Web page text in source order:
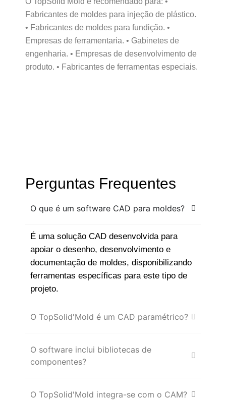
Fabricantes de moldes para injeção de plástico.
• Fabricantes de moldes para fundição. •
Empresas de ferramentaria. • Gabinetes de
engenharia. • Empresas de desenvolvimento de
produto. • Fabricantes de ferramentas especiais.
Perguntas Frequentes
O que é um software CAD para moldes?
É uma solução CAD desenvolvida para
apoiar o desenho, desenvolvimento e
documentação de moldes, disponibilizando
ferramentas específicas para este tipo de
projeto.
O TopSolid'Mold é um CAD paramétrico?
O software inclui bibliotecas de
componentes?
O TopSolid'Mold integra-se com o CAM?